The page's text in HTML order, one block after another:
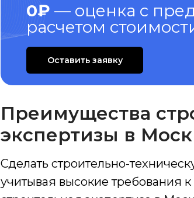
Сделать строительно-
учитывая высокие требования
Преимущества
экспертизы в
0₽ — оценка с
расчетом
Оставить заявку